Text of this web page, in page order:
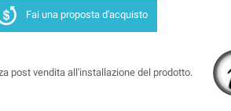
Fai una proposta d'acquisto
post vendita all'installazione del prodotto.